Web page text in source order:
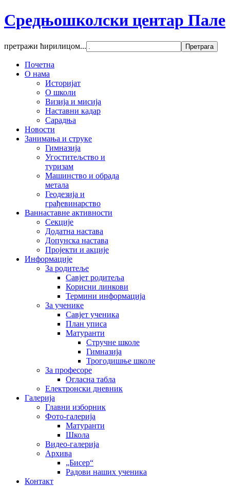
Средњошколски центар Пале
претражи ћирилицом...
Почетна
О нама
Историјат
О школи
Визија и мисија
Наставни кадар
Сарадња
Новости
Занимања и струке
Гимназија
Угоститељство и
туризам
Машинство и обрада
метала
Геодезија и
грађевинарство
Ваннаставне активности
Секције
Додатна настава
Допунска настава
Пројекти и акције
Информације
За родитеље
Савјет родитеља
Корисни линкови
Термини информација
За ученике
Савјет ученика
План уписа
Матуранти
Стручне школе
Гимназија
Трогодишње школе
За професоре
Огласна табла
Електронски дневник
Галерија
Главни изборник
Фото-галерија
Матуранти
Школа
Видео-галерија
Архива
„Бисер“
Радови наших ученика
Контакт